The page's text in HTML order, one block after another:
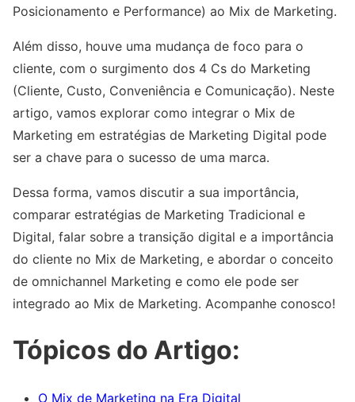
Posicionamento e Performance) ao Mix de Marketing.
Além disso, houve uma mudança de foco para o
cliente, com o surgimento dos 4 Cs do Marketing
(Cliente, Custo, Conveniência e Comunicação). Neste
artigo, vamos explorar como integrar o Mix de
Marketing em estratégias de Marketing Digital pode
ser a chave para o sucesso de uma marca.
Dessa forma, vamos discutir a sua importância,
comparar estratégias de Marketing Tradicional e
Digital, falar sobre a transição digital e a importância
do cliente no Mix de Marketing, e abordar o conceito
de omnichannel Marketing e como ele pode ser
integrado ao Mix de Marketing. Acompanhe conosco!
Tópicos do Artigo:
O Mix de Marketing na Era Digital